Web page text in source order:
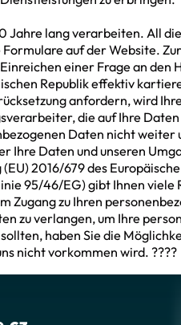
Jahre lang verarbeiten. All
auf der Website.
einer Frage an
Republik effektiv
anfordern, wird
die auf Ihre
Daten nicht
Ihre Daten und unseren
(EU) 2016/679 des
95/46/EG) gibt Ihnen viele
Zugang zu Ihren
zu verlangen, um Ihre
haben Sie die
nicht vorkommen wird. ????